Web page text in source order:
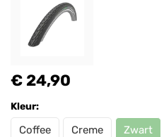
€ 24,90
Kleur:
Coffee Creme Zwart